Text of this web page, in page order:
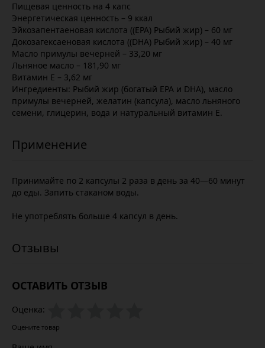
Пищевая ценность на 4 капс
Энергетическая ценность – 9 ккал
Эйкозапентаеновая кислота ((EPA) Рыбий жир) – 60 мг
Докозагексаеновая кислота ((DHA) Рыбий жир) – 40 мг
Масло примулы вечерней – 33,20 мг
Льняное масло – 181,90 мг
Витамин Е – 3,62 мг
Ингредиенты: Рыбий жир (богатый EPA и DHA), масло
примулы вечерней, желатин (капсула), масло льняного
семени, глицерин, вода и натуральный витамин Е.
Принимайте по 2 капсулы 2 раза в день за 40—60 минут
до еды. Запить стаканом воды.
Не употреблять больше 4 капсул в день.
ОСТАВИТЬ ОТЗЫВ
Оценка:
Оцените товар